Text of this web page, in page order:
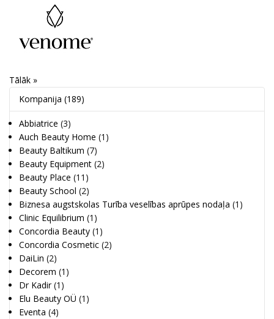
Tālāk »
Kompanija (189)
Abbiatrice (3)
Auch Beauty Home (1)
Beauty Baltikum (7)
Beauty Equipment (2)
Beauty Place (11)
Beauty School (2)
Biznesa augstskolas Turība veselības aprūpes nodaļa (1)
Clinic Equilibrium (1)
Concordia Beauty (1)
Concordia Cosmetic (2)
DaiLin (2)
Decorem (1)
Dr Kadir (1)
Elu Beauty OÜ (1)
Eventa (4)